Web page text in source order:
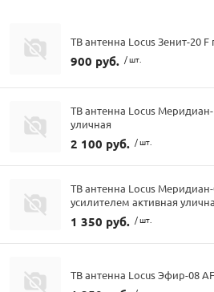
ТВ антенна Locus Зенит-20 F
900 руб. / шт.
ТВ антенна Locus Меридиан-
уличная
2 100 руб. / шт.
ТВ антенна Locus
усилителем активная
1 350 руб. / шт.
ТВ антенна Locus Эфир-08